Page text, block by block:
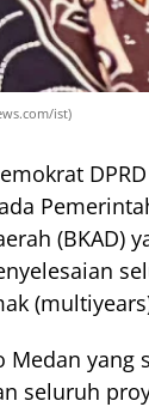
ist)
(BKAD)
Medan yang
seluruh